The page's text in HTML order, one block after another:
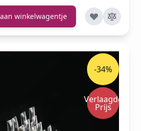
winkelwagentje
-34%
Verlaagde
Prijs